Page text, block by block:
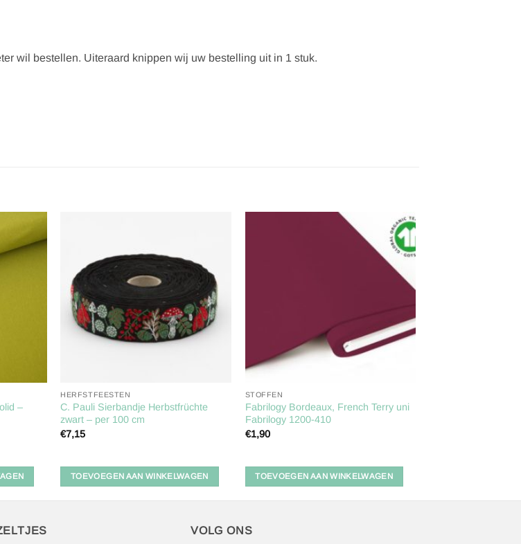
wil bestellen. Uiteraard knippen wij uw bestelling uit in 1 stuk.
Toevoegen
–
verlanglijst
HERFSTFEESTEN
C. Pauli Sierbandje Herbstfrüchte
zwart – per 100 cm
€7,15
TOEVOEGEN AAN WINKELWAGEN
Toevoegen
aan
verlanglijst
STOFFEN
Fabrilogy Bordeaux, French Terry uni
Fabrilogy 1200-410
€1,90
TOEVOEGEN AAN WINKELWAGEN
VOLG ONS